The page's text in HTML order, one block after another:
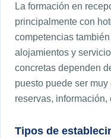
La formación en
principalmente con
competencias
alojamientos y
concretas dependen
puesto puede ser
reservas,
Tipos de